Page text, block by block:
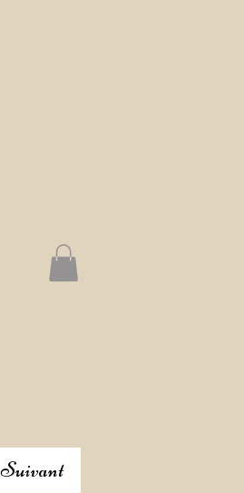
Suivant